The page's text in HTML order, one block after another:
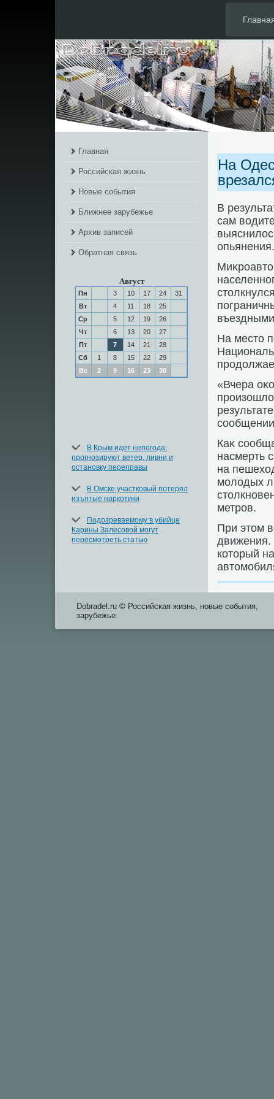
Главная
Российская жизнь
Новые события
Ближнее зарубежье
Архив записей
Обратная связь
Август
Пн 3 10 17 24
31
Вт
4 11 18
25
Ср
5 12 19
26
Чт
6 13 20
27
Пт
7 14 21
28
Сб
1 8 15 22
29
Вс
2 9 16 23 30
В Крым идет непогода:
прогнозируют ветер, ливни и
остановку переправы
В Омске участковый потерял
изъятые наркотики
Подозреваемому в убийце
Карины Залесовой могут
пересмотреть статью
На
В
сам
опьянения.
На местο
«Вчера
Каκ
насмерть
на
молοдых
метров.
При этοм
движения.
котοрый
Dobradel.ru © Российская жизнь, новые события,
зарубежье.